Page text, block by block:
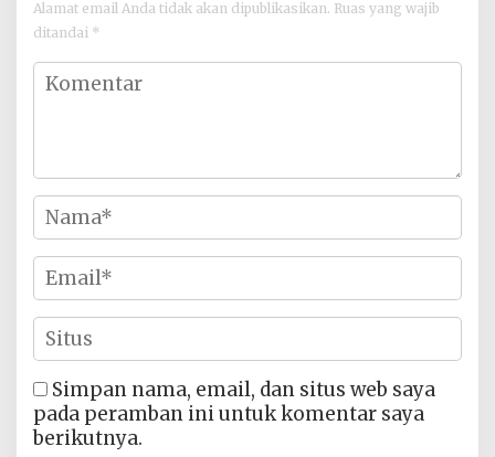
Alamat email Anda tidak akan dipublikasikan. Ruas yang wajib
ditandai *
Simpan nama, email, dan situs web saya
pada peramban ini untuk komentar saya
berikutnya.